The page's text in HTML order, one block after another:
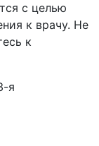
с целью
к врачу. Не
к
я